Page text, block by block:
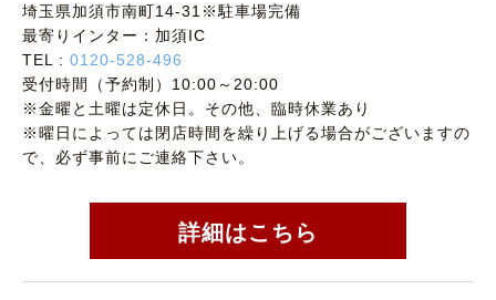
埼玉県加須市南町14-31※駐車場完備
最寄りインター：加須IC
TEL : 0120-528-496
受付時間（予約制）10:00～20:00
※金曜と土曜は定休日。その他、臨時休業あり
※曜日によっては閉店時間を繰り上げる場合がございますの
で、必ず事前にご連絡下さい。
詳細はこちら